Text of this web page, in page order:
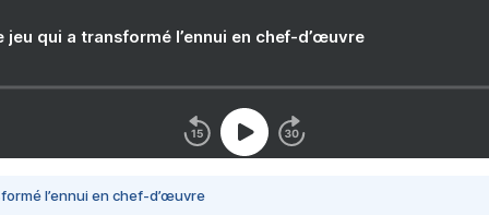
jeu qui a transformé l’ennui en chef-d’œuvre
l’ennui en chef-d’œuvre